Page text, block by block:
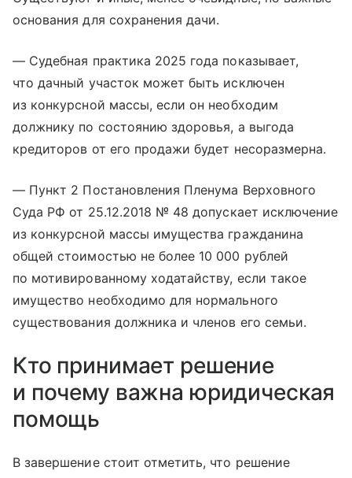
основания для сохранения дачи.
— Судебная практика 2025 года показывает,
что дачный участок может быть исключен
из конкурсной массы, если он необходим
должнику по состоянию здоровья, а выгода
кредиторов от его продажи будет несоразмерна.
— Пункт 2 Постановления Пленума Верховного
Суда РФ от 25.12.2018 № 48 допускает исключение
из конкурсной массы имущества гражданина
общей стоимостью не более 10 000 рублей
по мотивированному ходатайству, если такое
имущество необходимо для нормального
существования должника и членов его семьи.
Кто принимает решение
и почему важна юридическая
помощь
В завершение стоит отметить, что решение